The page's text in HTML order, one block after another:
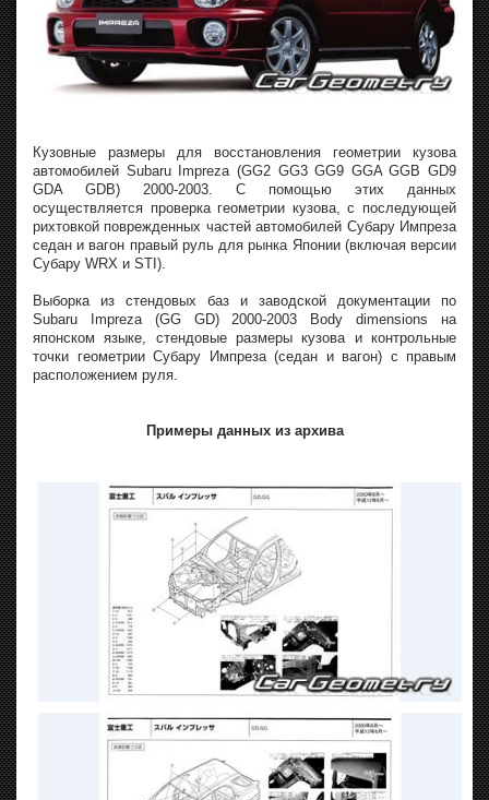
Кузовные размеры для восстановления геометрии кузова
автомобилей Subaru Impreza (GG2 GG3 GG9 GGA GGB GD9
GDA GDB) 2000-2003. С помощью этих данных
осуществляется проверка геометрии кузова, с последующей
рихтовкой поврежденных частей автомобилей Субару Импреза
седан и вагон правый руль для рынка Японии (включая версии
Субару WRX и STI).
Выборка из стендовых баз и заводской документации по
Subaru Impreza (GG GD) 2000-2003 Body dimensions на
японском языке, стендовые размеры кузова и контрольные
точки геометрии Субару Импреза (седан и вагон) с правым
расположением руля.
Примеры данных из архива